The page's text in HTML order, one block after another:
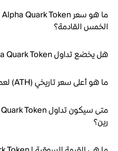
الخمس القادمة؟
هل يخضع تداول Alpha Quark Token للضرائب؟
ما هو أعلى سعر تاريخي (ATH) لعملة Alpha Quark Token؟
رين؟